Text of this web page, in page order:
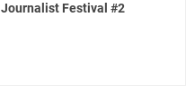
Journalist Festival #2